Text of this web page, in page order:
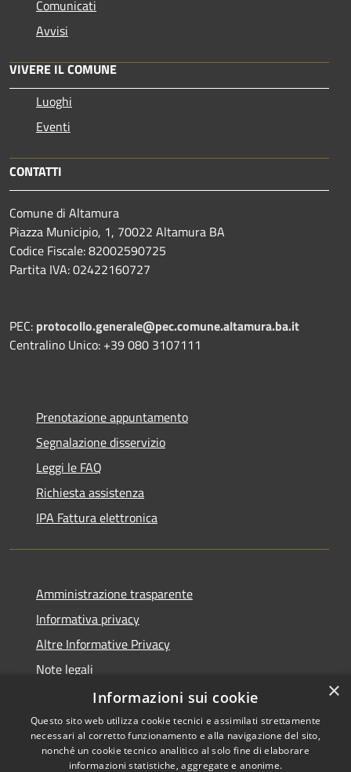
Comunicati
Avvisi
VIVERE IL COMUNE
Luoghi
Eventi
CONTATTI
Comune di Altamura
Piazza Municipio, 1, 70022 Altamura BA
Codice Fiscale: 82002590725
Partita IVA: 02422160727
PEC: protocollo.generale@pec.comune.altamura.ba.it
Centralino Unico: +39 080 3107111
Prenotazione appuntamento
Segnalazione disservizio
Leggi le FAQ
Richiesta assistenza
IPA Fattura elettronica
Amministrazione trasparente
Informativa privacy
Altre Informative Privacy
Note legali
Dichiarazione di accessibilità
×
Informazioni sui cookie
Questo sito web utilizza cookie tecnici e assimilati strettamente
necessari al corretto funzionamento e alla navigazione del sito,
nonché un cookie tecnico analitico al solo fine di elaborare
informazioni statistiche, aggregate e anonime.